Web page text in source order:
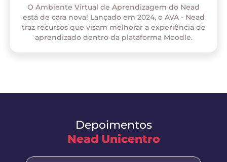
O Ambiente Virtual de Aprendizagem do Nead
está de cara nova! Lançado em 2024, o AVA - Nead
traz recursos que visam melhorar a experiência de
aprendizado dentro da plataforma Moodle.
Depoimentos
Nead Unicentro